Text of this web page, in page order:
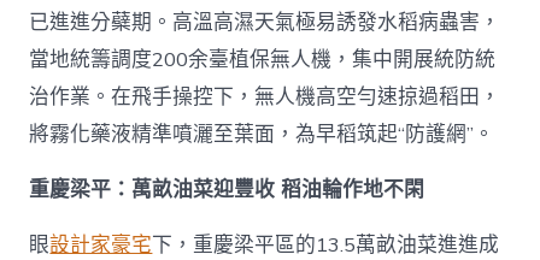
已進進分蘗期。高溫高濕天氣極易誘發水稻病蟲害，
當地統籌調度200余臺植保無人機，集中開展統防統
治作業。在飛手操控下，無人機高空勻速掠過稻田，
將霧化藥液精準噴灑至葉面，為早稻筑起“防護網”。
重慶梁平：萬畝油菜迎豐收 稻油輪作地不閑
眼設計家豪宅下，重慶梁平區的13.5萬畝油菜進進成